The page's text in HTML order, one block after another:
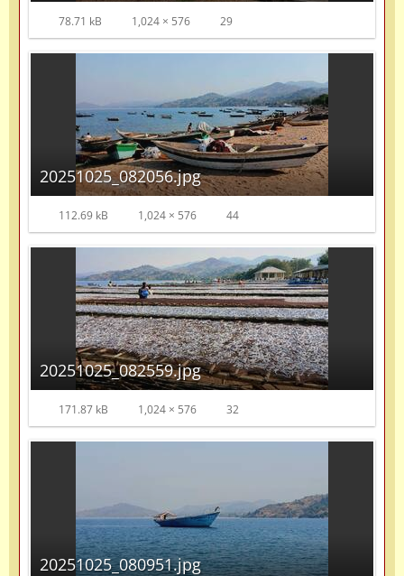
78.71 kB 1,024 × 576 29
20251025_082056.jpg
112.69 kB 1,024 × 576 44
20251025_082559.jpg
171.87 kB 1,024 × 576 32
20251025_080951.jpg